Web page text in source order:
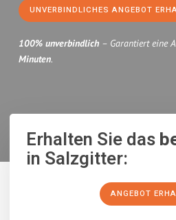
UNVERBINDLICHES ANGEBOT
100% unverbindlich – Garantiert eine
Minuten.
Erhalten Sie das
in Salzgitter:
ANGEBOT